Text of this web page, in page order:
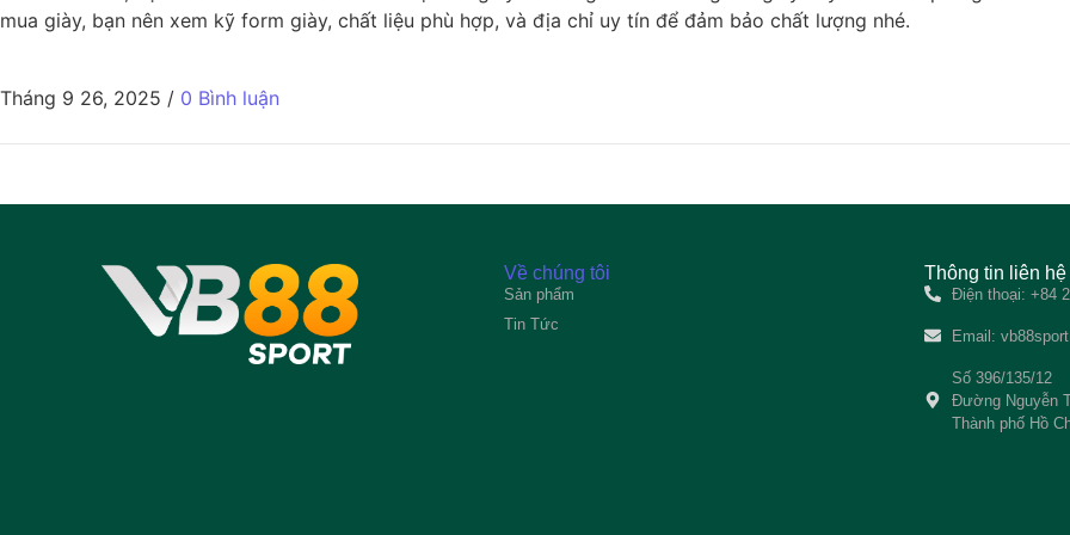
mua giày, bạn nên xem kỹ form giày, chất liệu phù hợp, và địa chỉ uy tín để đảm bảo chất lượng nhé.
Tháng 9 26, 2025 / 0 Bình luận
Về chúng tôi
Sản phẩm
Tin Tức
Thông tin liên hệ
Điện thoại: +84
Email:
Số 396/135/12
Đường Nguyễn
Thành phố Hồ